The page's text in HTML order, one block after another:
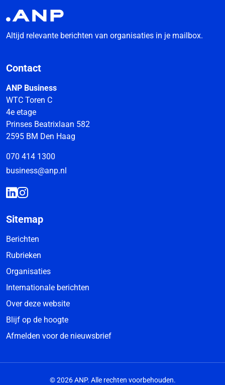
Altijd relevante berichten van organisaties in je mailbox.
Contact
ANP Business
WTC Toren C
4e etage
Prinses Beatrixlaan 582
2595 BM Den Haag
070 414 1300
business@anp.nl
Sitemap
Berichten
Rubrieken
Organisaties
Internationale berichten
Over deze website
Blijf op de hoogte
Afmelden voor de nieuwsbrief
© 2026 ANP. Alle rechten voorbehouden.